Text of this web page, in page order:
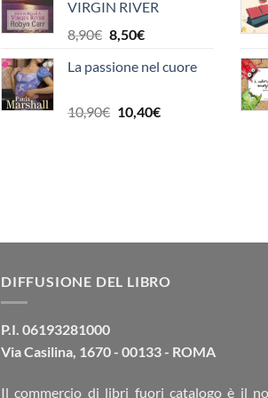
era:
8,90€.
è:
8,50€.
VIRGIN RIVER
8,90€ Il
originale
8,90€.
8,50€Il
attuale
8,50€.
La passione nel cuore
10,90€ Il
10,40€Il
DIFFUSIONE DEL LIBRO
P.I. 06193281000
Via Casilina, 1670 - 00133 - ROMA
Il commercio di libri fuori catalogoè il